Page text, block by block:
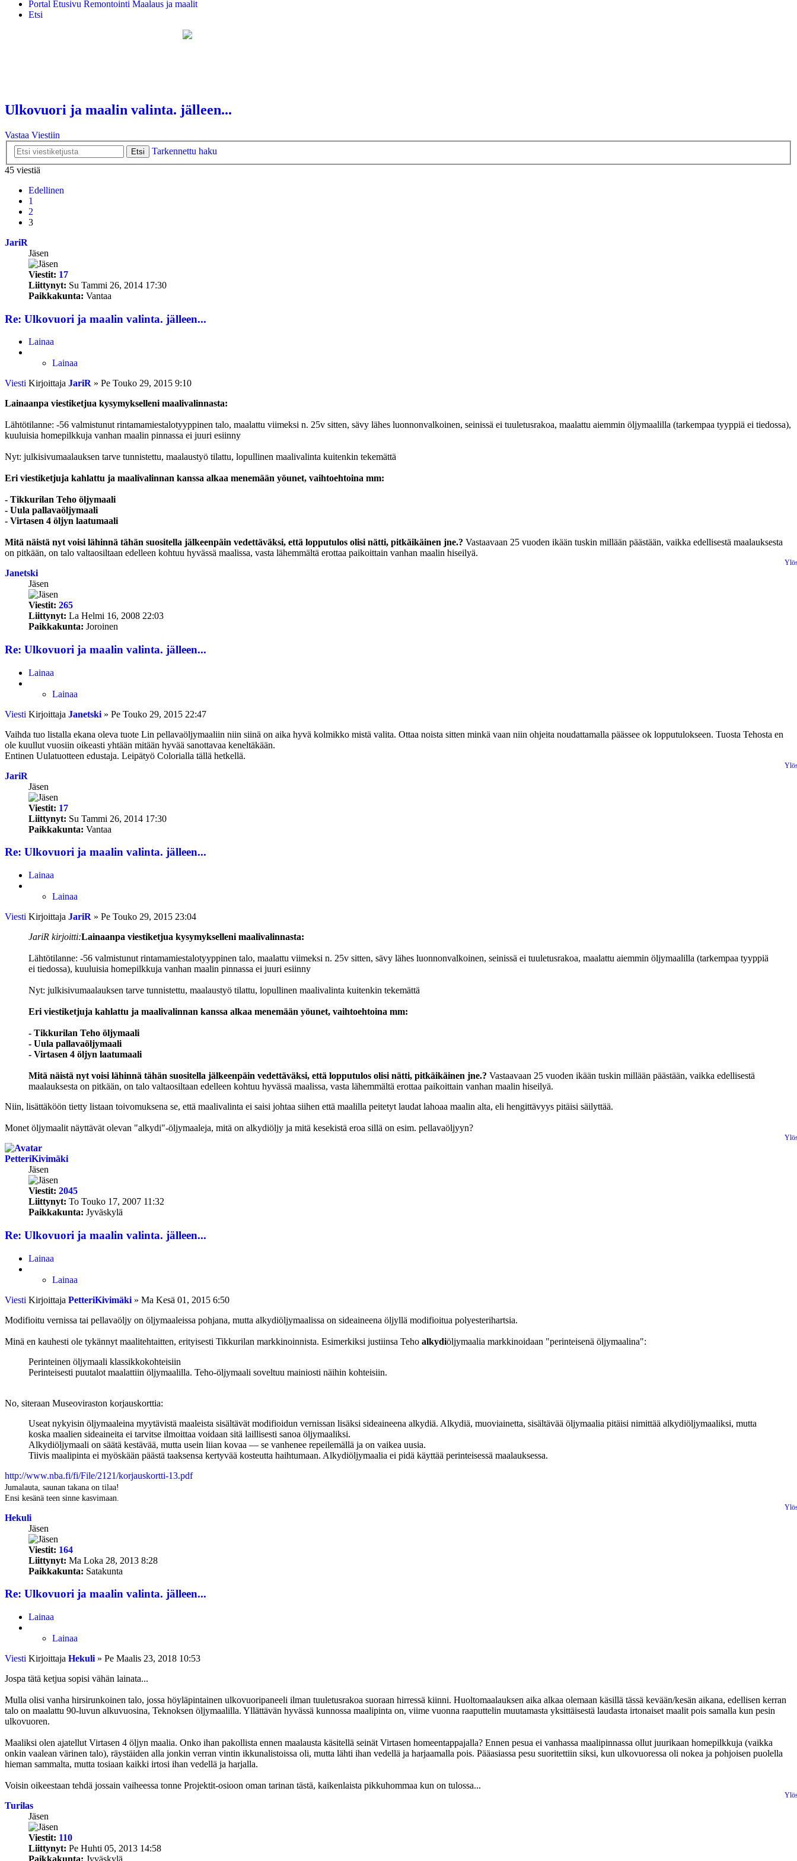
Portal Etusivu Remontointi Maalaus ja maalit
Etsi
Ulkovuori ja maalin valinta. jälleen...
Vastaa Viestiin
Etsi
Tarkennettu haku
45 viestiä
Edellinen
1
2
3
JariR
Jäsen
Viestit: 17
Liittynyt: Su Tammi 26, 2014 17:30
Paikkakunta: Vantaa
Re: Ulkovuori ja maalin valinta. jälleen...
Lainaa
Lainaa
Viesti Kirjoittaja JariR » Pe Touko 29, 2015 9:10
Lainaanpa viestiketjua kysymykselleni maalivalinnasta:
Lähtötilanne: -56 valmistunut rintamamiestalotyyppinen talo, maalattu viimeksi n. 25v sitten, sävy lähes luonnonvalkoinen, seinissä ei tuuletusrakoa, maalattu aiemmin öljymaalilla (tarkempaa tyyppiä ei tiedossa),
kuuluisia homepilkkuja vanhan maalin pinnassa ei juuri esiinny
Nyt: julkisivumaalauksen tarve tunnistettu, maalaustyö tilattu, lopullinen maalivalinta kuitenkin tekemättä
Eri viestiketjuja kahlattu ja maalivalinnan kanssa alkaa menemään yöunet, vaihtoehtoina mm:
- Tikkurilan Teho öljymaali
- Uula pallavaöljymaali
- Virtasen 4 öljyn laatumaali
Mitä näistä nyt voisi lähinnä tähän suositella jälkeenpäin vedettäväksi, että lopputulos olisi nätti, pitkäikäinen jne.? Vastaavaan 25 vuoden ikään tuskin millään päästään, vaikka edellisestä maalauksesta
on pitkään, on talo valtaosiltaan edelleen kohtuu hyvässä maalissa, vasta lähemmältä erottaa paikoittain vanhan maalin hiseilyä.
Janetski
Jäsen
Viestit: 265
Liittynyt: La Helmi 16, 2008 22:03
Paikkakunta: Joroinen
Re: Ulkovuori ja maalin valinta. jälleen...
Lainaa
Lainaa
Viesti Kirjoittaja Janetski » Pe Touko 29, 2015 22:47
Vaihda tuo listalla ekana oleva tuote Lin pellavaöljymaaliin niin siinä on aika hyvä kolmikko mistä valita. Ottaa noista sitten minkä vaan niin ohjeita noudattamalla päässee ok lopputulokseen. Tuosta Tehosta en
ole kuullut vuosiin oikeasti yhtään mitään hyvää sanottavaa keneltäkään.
Entinen Uulatuotteen edustaja. Leipätyö Colorialla tällä hetkellä.
JariR
Jäsen
Viestit: 17
Liittynyt: Su Tammi 26, 2014 17:30
Paikkakunta: Vantaa
Re: Ulkovuori ja maalin valinta. jälleen...
Lainaa
Lainaa
Viesti Kirjoittaja JariR » Pe Touko 29, 2015 23:04
JariR kirjoitti:Lainaanpa viestiketjua kysymykselleni maalivalinnasta:
Lähtötilanne: -56 valmistunut rintamamiestalotyyppinen talo, maalattu viimeksi n. 25v sitten, sävy lähes luonnonvalkoinen, seinissä ei tuuletusrakoa, maalattu aiemmin öljymaalilla (tarkempaa tyyppiä
ei tiedossa), kuuluisia homepilkkuja vanhan maalin pinnassa ei juuri esiinny
Nyt: julkisivumaalauksen tarve tunnistettu, maalaustyö tilattu, lopullinen maalivalinta kuitenkin tekemättä
Eri viestiketjuja kahlattu ja maalivalinnan kanssa alkaa menemään yöunet, vaihtoehtoina mm:
- Tikkurilan Teho öljymaali
- Uula pallavaöljymaali
- Virtasen 4 öljyn laatumaali
Mitä näistä nyt voisi lähinnä tähän suositella jälkeenpäin vedettäväksi, että lopputulos olisi nätti, pitkäikäinen jne.? Vastaavaan 25 vuoden ikään tuskin millään päästään, vaikka edellisestä
maalauksesta on pitkään, on talo valtaosiltaan edelleen kohtuu hyvässä maalissa, vasta lähemmältä erottaa paikoittain vanhan maalin hiseilyä.
Niin, lisättäköön tietty listaan toivomuksena se, että maalivalinta ei saisi johtaa siihen että maalilla peitetyt laudat lahoaa maalin alta, eli hengittävyys pitäisi säilyttää.
Monet öljymaalit näyttävät olevan "alkydi"-öljymaaleja, mitä on alkydiöljy ja mitä kesekistä eroa sillä on esim. pellavaöljyyn?
PetteriKivimäki
Jäsen
Viestit: 2045
Liittynyt: To Touko 17, 2007 11:32
Paikkakunta: Jyväskylä
Re: Ulkovuori ja maalin valinta. jälleen...
Lainaa
Lainaa
Viesti Kirjoittaja PetteriKivimäki » Ma Kesä 01, 2015 6:50
Modifioitu vernissa tai pellavaöljy on öljymaaleissa pohjana, mutta alkydiöljymaalissa on sideaineena öljyllä modifioitua polyesterihartsia.
Minä en kauhesti ole tykännyt maalitehtaitten, erityisesti Tikkurilan markkinoinnista. Esimerkiksi justiinsa Teho alkydiöljymaalia markkinoidaan "perinteisenä öljymaalina":
Perinteinen öljymaali klassikkokohteisiin
Perinteisesti puutalot maalattiin öljymaalilla. Teho-öljymaali soveltuu mainiosti näihin kohteisiin.
No, siteraan Museoviraston korjauskorttia:
Useat nykyisin öljymaaleina myytävistä maaleista sisältävät modifioidun vernissan lisäksi sideaineena alkydiä. Alkydiä, muoviainetta, sisältävää öljymaalia pitäisi nimittää alkydiöljymaaliksi, mutta
koska maalien sideaineita ei tarvitse ilmoittaa voidaan sitä laillisesti sanoa öljymaaliksi.
Alkydiöljymaali on säätä kestävää, mutta usein liian kovaa — se vanhenee repeilemällä ja on vaikea uusia.
Tiivis maalipinta ei myöskään päästä taaksensa kertyvää kosteutta haihtumaan. Alkydiöljymaalia ei pidä käyttää perinteisessä maalauksessa.
http://www.nba.fi/fi/File/2121/korjauskortti-13.pdf
Jumalauta, saunan takana on tilaa!
Ensi kesänä teen sinne kasvimaan.
Hekuli
Jäsen
Viestit: 164
Liittynyt: Ma Loka 28, 2013 8:28
Paikkakunta: Satakunta
Re: Ulkovuori ja maalin valinta. jälleen...
Lainaa
Lainaa
Viesti Kirjoittaja Hekuli » Pe Maalis 23, 2018 10:53
Jospa tätä ketjua sopisi vähän lainata...
Mulla olisi vanha hirsirunkoinen talo, jossa höyläpintainen ulkovuoripaneeli ilman tuuletusrakoa suoraan hirressä kiinni. Huoltomaalauksen aika alkaa olemaan käsillä tässä kevään/kesän aikana, edellisen kerran
talo on maalattu 90-luvun alkuvuosina, Teknoksen öljymaalilla. Yllättävän hyvässä kunnossa maalipinta on, viime vuonna raaputtelin muutamasta yksittäisestä laudasta irtonaiset maalit pois samalla kun pesin
ulkovuoren.
Maaliksi olen ajatellut Virtasen 4 öljyn maalia. Onko ihan pakollista ennen maalausta käsitellä seinät Virtasen homeentappajalla? Ennen pesua ei vanhassa maalipinnassa ollut juurikaan homepilkkuja (vaikka
onkin vaalean värinen talo), räystäiden alla jonkin verran vintin ikkunalistoissa oli, mutta lähti ihan vedellä ja harjaamalla pois. Pääasiassa pesu suoritettiin siksi, kun ulkovuoressa oli nokea ja pohjoisen puolella
hieman sammalta, mutta tosiaan kaikki irtosi ihan vedellä ja harjalla.
Voisin oikeestaan tehdä jossain vaiheessa tonne Projektit-osioon oman tarinan tästä, kaikenlaista pikkuhommaa kun on tulossa...
Turilas
Jäsen
Viestit: 110
Liittynyt: Pe Huhti 05, 2013 14:58
Paikkakunta: Jyväskylä